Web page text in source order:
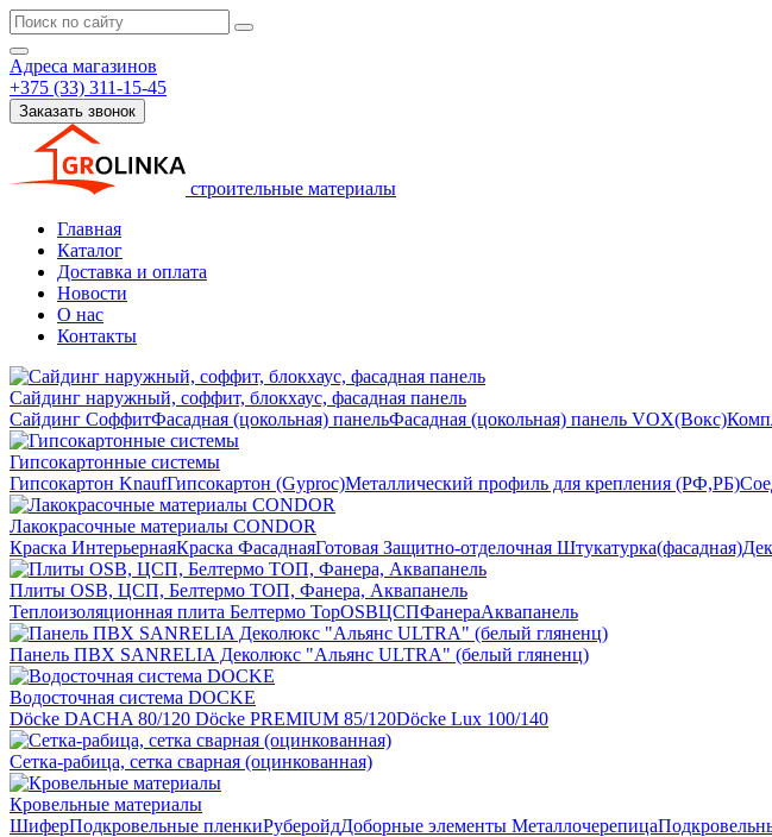
Адреса магазинов
+375 (33) 311-15-45
Заказать звонок
строительные материалы
Главная
Каталог
Доставка и оплата
Новости
О нас
Контакты
Сайдинг наружный, соффит, блокхаус, фасадная панель
Сайдинг СоффитФасадная (цокольная) панельФасадная (цокольная) панель VOX(Вокс)
Гипсокартонные системы
Гипсокартон KnaufГипсокартон (Gyproc)Металлический профиль для крепления (РФ,РБ)
Лакокрасочные материалы CONDOR
Краска ИнтерьернаяКраска ФасаднаяГотовая Защитно-отделочная Штукатурка(фасадная)
Плиты OSB, ЦСП, Белтермо ТОП, Фанера, Аквапанель
Теплоизоляционная плита Белтермо TopOSBЦСПФанераАквапанель
Панель ПВХ SANRELIA Деколюкс "Альянс ULTRA" (белый гляненц)
Водосточная система DOCKE
Döсkе DACHA 80/120 Döcke PREMIUM 85/120Döсkе Luх 100/140
Сетка-рабица, сетка сварная (оцинкованная)
Кровельные материалы
ШиферПодкровельные пленкиРуберойдДоборные элементы Металлочерепица